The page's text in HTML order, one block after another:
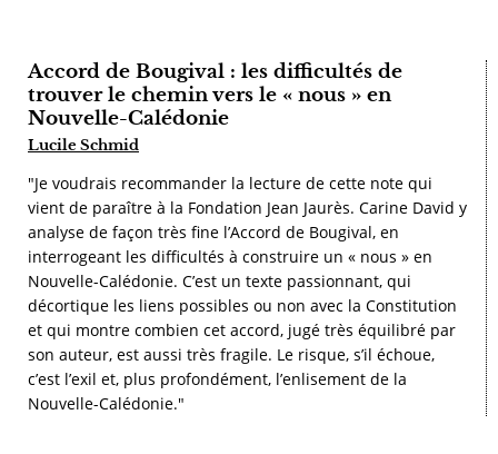
Accord de Bougival : les difficultés de
trouver le chemin vers le « nous » en
Nouvelle-Calédonie
Lucile Schmid
"Je voudrais recommander la lecture de cette note qui
vient de paraître à la Fondation Jean Jaurès. Carine David y
analyse de façon très fine l’Accord de Bougival, en
interrogeant les difficultés à construire un « nous » en
Nouvelle-Calédonie. C’est un texte passionnant, qui
décortique les liens possibles ou non avec la Constitution
et qui montre combien cet accord, jugé très équilibré par
son auteur, est aussi très fragile. Le risque, s’il échoue,
c’est l’exil et, plus profondément, l’enlisement de la
Nouvelle-Calédonie."